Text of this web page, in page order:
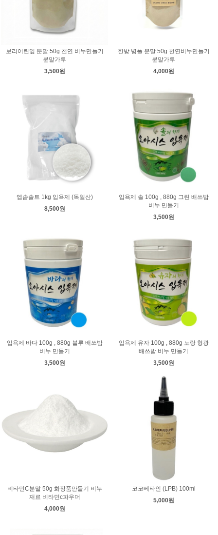
보리어린잎 분말 50g 천연 비누만들기
분말가루
3,500원
한방 병풀 분말 50g 천연비누만들기
분말가루
4,000원
엡솜솔트 1kg 입욕제 (독일산)
8,500원
입욕제 솔 100g , 880g 그린 배쓰밤
비누 만들기
3,500원
입욕제 바다 100g , 880g 블루 배쓰밤
비누 만들기
3,500원
입욕제 유자 100g , 880g 노랑 형광
배쓰밤 비누 만들기
3,500원
비타민C분말 50g 화장품만들기 비누
재료 비타민c파우더
4,000원
코코베타인 (LPB) 100ml
5,000원